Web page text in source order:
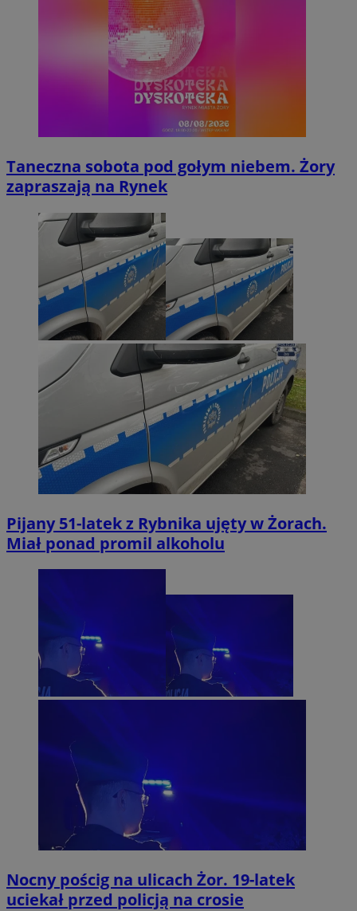
Taneczna sobota pod gołym niebem. Żory
zapraszają na Rynek
Pijany 51-latek z Rybnika ujęty w Żorach.
Miał ponad promil alkoholu
Nocny pościg na ulicach Żor. 19-latek
uciekał przed policją na crosie